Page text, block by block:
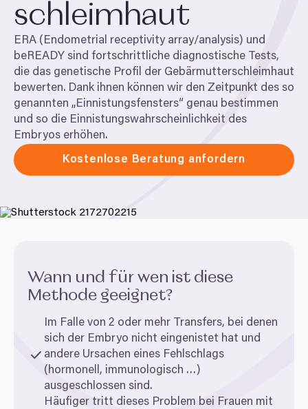
schleimhaut
ERA (Endometrial receptivity array/​analysis) und
beREADY sind fortschrittliche diagnostische Tests,
die das genetische Profil der Gebärmutterschleimhaut
bewerten. Dank ihnen können wir den Zeitpunkt des so
genannten „Einnistungsfensters“ genau bestimmen
und so die Einnistungswahrscheinlichkeit des
Embryos erhöhen.
Kostenlose Beratung anfordern
Wann und für wen ist diese
Methode geeignet?
Im Falle von 2 oder mehr Transfers, bei denen
sich der Embryo nicht eingenistet hat und
andere Ursachen eines Fehlschlags
(hormonell, immunologisch …)
ausgeschlossen sind.
Häufiger tritt dieses Problem bei Frauen mit